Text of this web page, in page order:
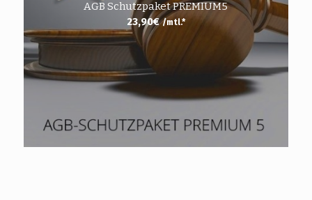
AGB Schutzpaket PREMIUM5
23,90€ /mtl.*